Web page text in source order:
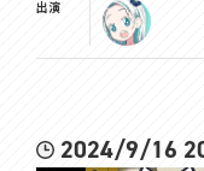
出演
2024/9/16